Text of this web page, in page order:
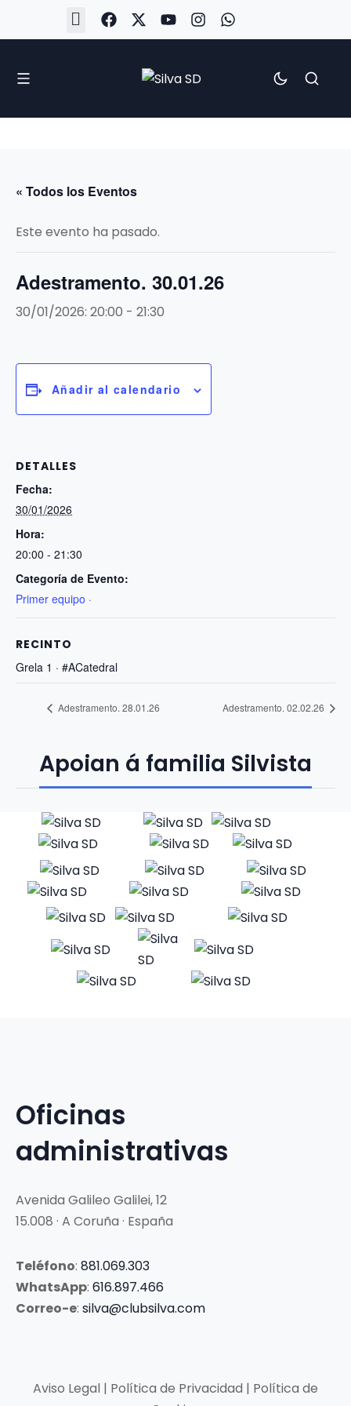
« Todos los Eventos
Este evento ha pasado.
Adestramento. 30.01.26
30/01/2026: 20:00 - 21:30
Añadir al calendario
DETALLES
Fecha:
30/01/2026
Hora:
20:00 - 21:30
Categoría de Evento:
Primer equipo ·
RECINTO
Grela 1 · #ACatedral
Adestramento. 28.01.26 Adestramento. 02.02.26
Apoian á familia Silvista
Oficinas
administrativas
Avenida Galileo Galilei, 12
15.008 · A Coruña · España
Teléfono: 881.069.303
WhatsApp: 616.897.466
Correo-e: silva@clubsilva.com
Aviso Legal | Política de Privacidad | Política de